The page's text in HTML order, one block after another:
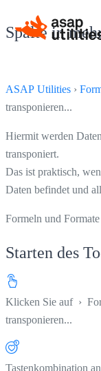
Spalte in
ASAP Utilities ›
transponieren...
Hiermit werden
transponiert.
Das ist praktisch,
Daten befindet und
Formeln und
Starten des
Klicken Sie auf ›
transponieren...
Tastenkombination